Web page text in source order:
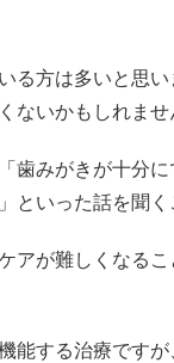
る方は多いと思
ないかもしれませ
歯みがきが十分
といった話を聞く
アが難しくなる
能する治療です